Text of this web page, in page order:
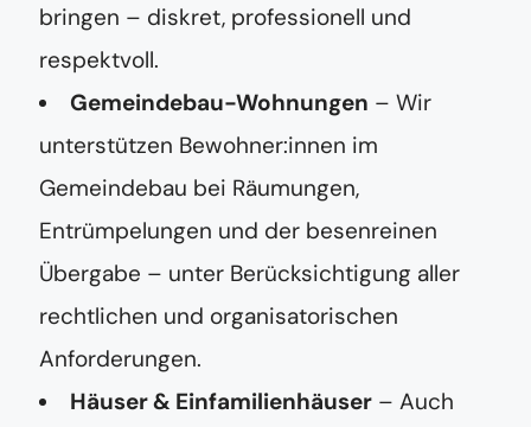
bringen – diskret, professionell und
respektvoll.
Gemeindebau-Wohnungen – Wir
unterstützen Bewohner:innen im
Gemeindebau bei Räumungen,
Entrümpelungen und der besenreinen
Übergabe – unter Berücksichtigung aller
rechtlichen und organisatorischen
Anforderungen.
Häuser & Einfamilienhäuser – Auch